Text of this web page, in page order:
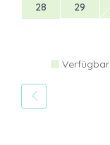
28 29
Verfügbar